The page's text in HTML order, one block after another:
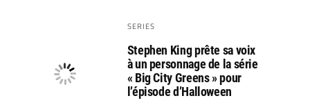
SERIES
Stephen King prête sa voix
à un personnage de la série
« Big City Greens » pour
l’épisode d’Halloween